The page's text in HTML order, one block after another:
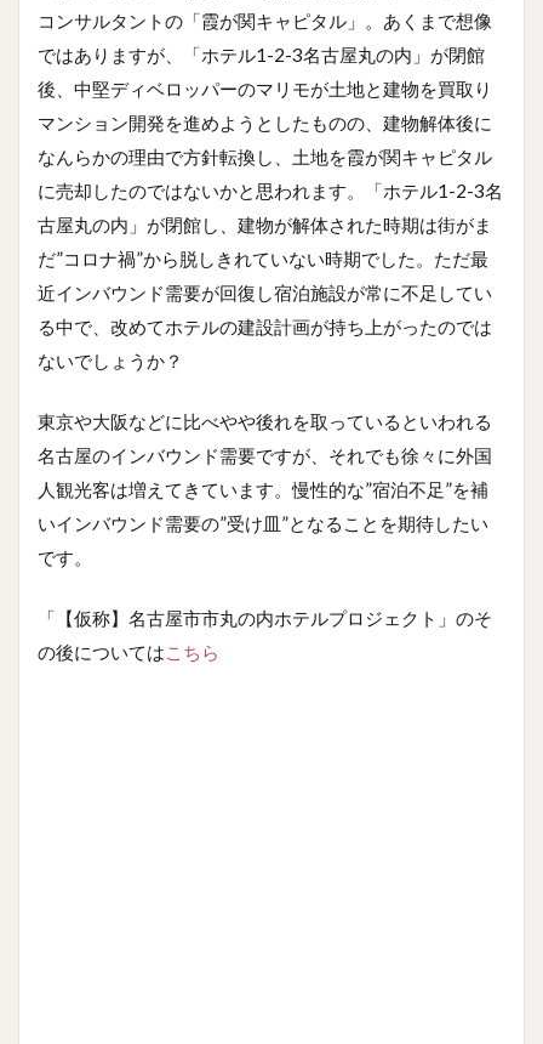
コンサルタントの「霞が関キャピタル」。あくまで想像
ではありますが、「ホテル1-2-3名古屋丸の内」が閉館
後、中堅ディベロッパーのマリモが土地と建物を買取り
マンション開発を進めようとしたものの、建物解体後に
なんらかの理由で方針転換し、土地を霞が関キャピタル
に売却したのではないかと思われます。「ホテル1-2-3名
古屋丸の内」が閉館し、建物が解体された時期は街がま
だ”コロナ禍”から脱しきれていない時期でした。ただ最
近インバウンド需要が回復し宿泊施設が常に不足してい
る中で、改めてホテルの建設計画が持ち上がったのでは
ないでしょうか？
東京や大阪などに比べやや後れを取っているといわれる
名古屋のインバウンド需要ですが、それでも徐々に外国
人観光客は増えてきています。慢性的な”宿泊不足”を補
いインバウンド需要の”受け皿”となることを期待したい
です。
「【仮称】名古屋市市丸の内ホテルプロジェクト」のそ
の後についてはこちら